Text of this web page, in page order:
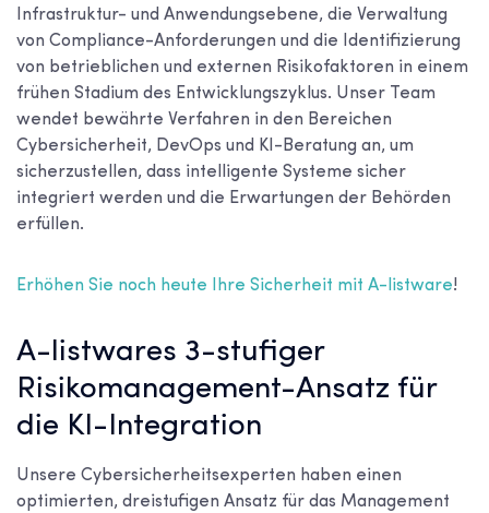
Infrastruktur- und Anwendungsebene, die Verwaltung
von Compliance-Anforderungen und die Identifizierung
von betrieblichen und externen Risikofaktoren in einem
frühen Stadium des Entwicklungszyklus. Unser Team
wendet bewährte Verfahren in den Bereichen
Cybersicherheit, DevOps und KI-Beratung an, um
sicherzustellen, dass intelligente Systeme sicher
integriert werden und die Erwartungen der Behörden
erfüllen.
Erhöhen Sie noch heute Ihre Sicherheit mit A-listware!
A-listwares 3-stufiger
Risikomanagement-Ansatz für
die KI-Integration
Unsere Cybersicherheitsexperten haben einen
optimierten, dreistufigen Ansatz für das Management